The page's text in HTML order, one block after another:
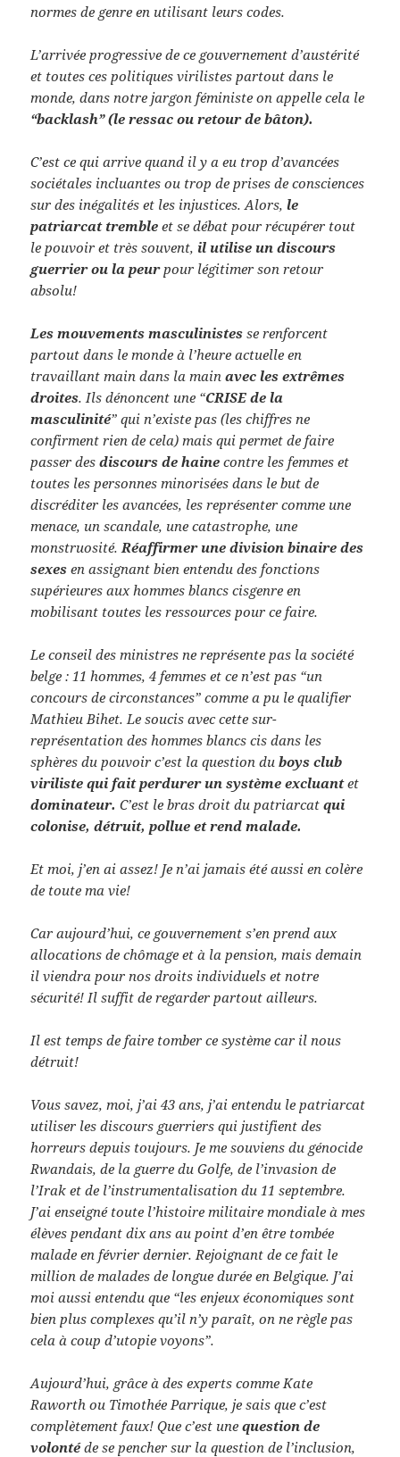
normes de genre en utilisant leurs codes.
L’arrivée progressive de ce gouvernement d’austérité
et toutes ces politiques virilistes partout dans le
monde, dans notre jargon féministe on appelle cela le
“backlash” (le ressac ou retour de bâton).
C’est ce qui arrive quand il y a eu trop d’avancées
sociétales incluantes ou trop de prises de consciences
sur des inégalités et les injustices. Alors,le
patriarcat tremble et se débat pour récupérer tout
le pouvoir et très souvent, il utilise un discours
guerrier ou la peurpour légitimer son retour
absolu!
Les mouvements masculinistesse renforcent
partout dans le monde à l’heure actuelle en
travaillant main dans la mainavec les extrêmes
droites. Ils dénoncent une “CRISE de la
masculinité” qui n’existe pas (les chiffres ne
confirment rien de cela) mais qui permet de faire
passer des discours de haine contre les femmes et
toutes les personnes minorisées dans le but de
discréditer les avancées, les représenter comme une
menace, un scandale, une catastrophe, une
monstruosité. Réaffirmer une division binaire des
sexes en assignant bien entendu des fonctions
supérieures aux hommes blancs cisgenre en
mobilisant toutes les ressources pour ce faire.
Le conseil des ministres ne représente pas la société
belge : 11 hommes, 4 femmes et ce n’est pas “un
concours de circonstances” comme a pu le qualifier
Mathieu Bihet. Le soucis avec cette sur-
représentation des hommes blancs cis dans les
sphères du pouvoir c’est la question duboys club
viriliste qui fait perdurer un système excluantet
dominateur. C’est le bras droit du patriarcatqui
colonise, détruit, pollue et rend malade.
Et moi, j’en ai assez! Je n’ai jamais été aussi en colère
de toute ma vie!
Car aujourd’hui, ce gouvernement s’en prend aux
allocations de chômage et à la pension, mais demain
il viendra pour nos droits individuels et notre
sécurité! Il suffit de regarder partout ailleurs.
Il est temps de faire tomber ce système car il nous
détruit!
Vous savez, moi, j’ai 43 ans, j’ai entendu le patriarcat
utiliser les discours guerriers qui justifient des
horreurs depuis toujours. Je me souviens du génocide
Rwandais, de la guerre du Golfe, de l’invasion de
l’Irak et de l’instrumentalisation du 11 septembre.
J’ai enseigné toute l’histoire militaire mondiale à mes
élèves pendant dix ans au point d’en être tombée
malade en février dernier. Rejoignant de ce fait le
million de malades de longue durée en Belgique. J’ai
moi aussi entendu que “les enjeux économiques sont
bien plus complexes qu’il n’y paraît, on ne règle pas
cela à coup d’utopie voyons”.
Aujourd’hui, grâce à des experts comme Kate
Raworth ou Timothée Parrique, je sais que c’est
complètement faux! Que c’est unequestion de
volontéde se pencher sur la question de l’inclusion,